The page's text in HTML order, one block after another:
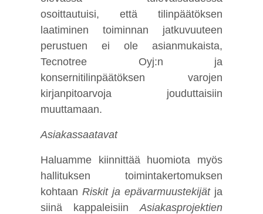
osoittautuisi, että tilinpäätöksen
laatiminen toiminnan jatkuvuuteen
perustuen ei ole asianmukaista,
Tecnotree Oyj:n ja
konsernitilinpäätöksen varojen
kirjanpitoarvoja jouduttaisiin
muuttamaan.
Asiakassaatavat
Haluamme kiinnittää huomiota myös
hallituksen toimintakertomuksen
kohtaanRiskit ja epävarmuustekijätja
siinä kappaleisiin Asiakasprojektien